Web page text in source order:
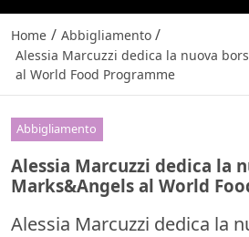
Home / Abbigliamento /
Alessia Marcuzzi dedica la nuova
al World Food Programme
Abbigliamento
Alessia Marcuzzi dedica la
Marks&Angels al World
Alessia Marcuzzi dedica la